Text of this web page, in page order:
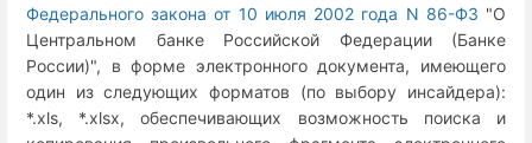
Федерального закона от 10 июля 2002 года N 86-ФЗ "О
Центральном банке Российской Федерации (Банке
России)", в форме электронного документа, имеющего
один из следующих форматов (по выбору инсайдера):
*.xls, *.xlsx, обеспечивающих возможность поиска и